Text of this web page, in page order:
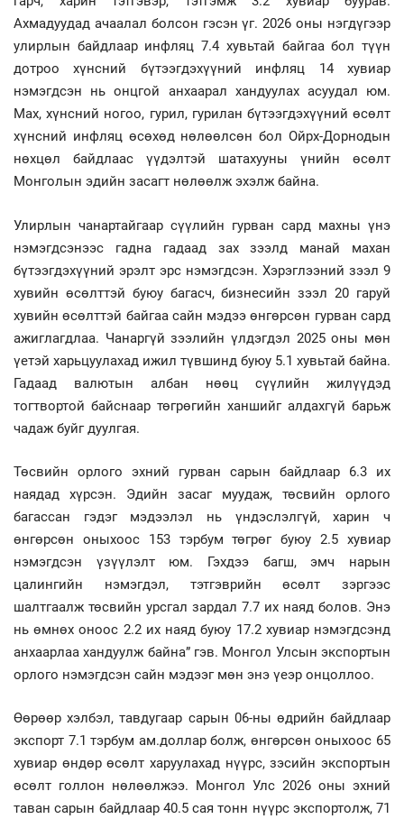
Ахмадуудад ачаалал болсон гэсэн үг. 2026 оны нэгдүгээр
улирлын байдлаар инфляц 7.4 хувьтай байгаа бол түүн
дотроо хүнсний бүтээгдэхүүний инфляц 14 хувиар
нэмэгдсэн нь онцгой анхаарал хандуулах асуудал юм.
Мах, хүнсний ногоо, гурил, гурилан бүтээгдэхүүний өсөлт
хүнсний инфляц өсөхөд нөлөөлсөн бол Ойрх-Дорнодын
нөхцөл байдлаас үүдэлтэй шатахууны үнийн өсөлт
Монголын эдийн засагт нөлөөлж эхэлж байна.
Улирлын чанартайгаар сүүлийн гурван сард махны үнэ
нэмэгдсэнээс гадна гадаад зах зээлд манай махан
бүтээгдэхүүний эрэлт эрс нэмэгдсэн. Хэрэглээний зээл 9
хувийн өсөлттэй буюу багасч, бизнесийн зээл 20 гаруй
хувийн өсөлттэй байгаа сайн мэдээ өнгөрсөн гурван сард
ажиглагдлаа. Чанаргүй зээлийн үлдэгдэл 2025 оны мөн
үетэй харьцуулахад ижил түвшинд буюу 5.1 хувьтай байна.
Гадаад валютын албан нөөц сүүлийн жилүүдэд
тогтвортой байснаар төгрөгийн ханшийг алдахгүй барьж
чадаж буйг дуулгая.
Төсвийн орлого эхний гурван сарын байдлаар 6.3 их
наядад хүрсэн. Эдийн засаг муудаж, төсвийн орлого
багассан гэдэг мэдээлэл нь үндэслэлгүй, харин ч
өнгөрсөн оныхоос 153 тэрбум төгрөг буюу 2.5 хувиар
нэмэгдсэн үзүүлэлт юм. Гэхдээ багш, эмч нарын
цалингийн нэмэгдэл, тэтгэврийн өсөлт зэргээс
шалтгаалж төсвийн урсгал зардал 7.7 их наяд болов. Энэ
нь өмнөх оноос 2.2 их наяд буюу 17.2 хувиар нэмэгдсэнд
анхаарлаа хандуулж байна” гэв. Монгол Улсын экспортын
орлого нэмэгдсэн сайн мэдээг мөн энэ үеэр онцоллоо.
Өөрөөр хэлбэл, тавдугаар сарын 06-ны өдрийн байдлаар
экспорт 7.1 тэрбум ам.доллар болж, өнгөрсөн оныхоос 65
хувиар өндөр өсөлт харуулахад нүүрс, зэсийн экспортын
өсөлт голлон нөлөөлжээ. Монгол Улс 2026 оны эхний
таван сарын байдлаар 40.5 сая тонн нүүрс экспортолж, 71